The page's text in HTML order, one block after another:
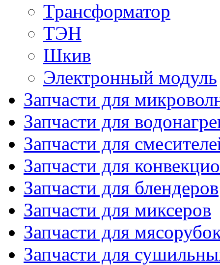
Трансформатор
ТЭН
Шкив
Электронный модуль
Запчасти для
Запчасти для
Запчасти для
Запчасти для
Запчасти для блендеров
Запчасти для миксеров
Запчасти для
Запчасти для